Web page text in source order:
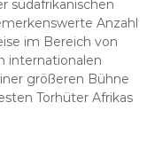
südafrikanischen
Anzahl
im Bereich von
internationalen
größeren Bühne
Torhüter Afrikas